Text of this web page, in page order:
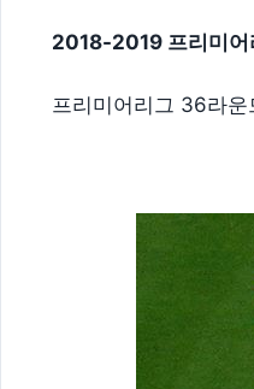
2018-2019 프리미어
프리미어리그 36라